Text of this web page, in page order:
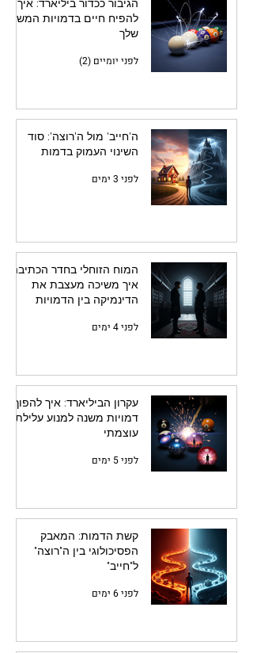
הגיבור ככדור ביליארד: איך
להפיח חיים בדמויות המשנה
שלך
לפני יומיים (2)
ה'חייב' מול ה'רוצה': סוד
השינוי העמוק בדמות
לפני 3 ימים
המוח הזוחלי בחדר הכתיבה:
איך משיכה מעצבת את
הדינמיקה בין הדמויות
לפני 4 ימים
עקרון הביליארד: איך להפוך
דמויות משנה למנוע עלילתי
עוצמתי
לפני 5 ימים
קשת הדמות: המאבק
הפסיכולוגי בין ה"רוצה"
ל"חייב"
לפני 6 ימים